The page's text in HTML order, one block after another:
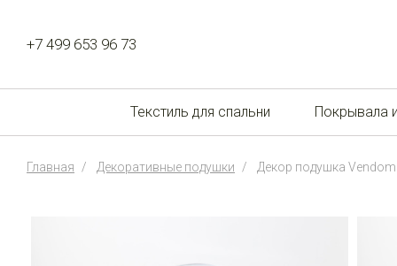
+7 499 653 96 73
Текстиль для спальни Покрывала
Главная Декоративные подушки Декор подушка